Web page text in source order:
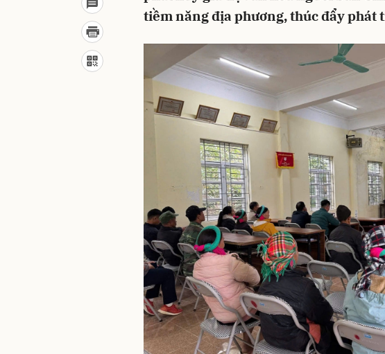
tiềm năng địa phương, thúc đẩy phát